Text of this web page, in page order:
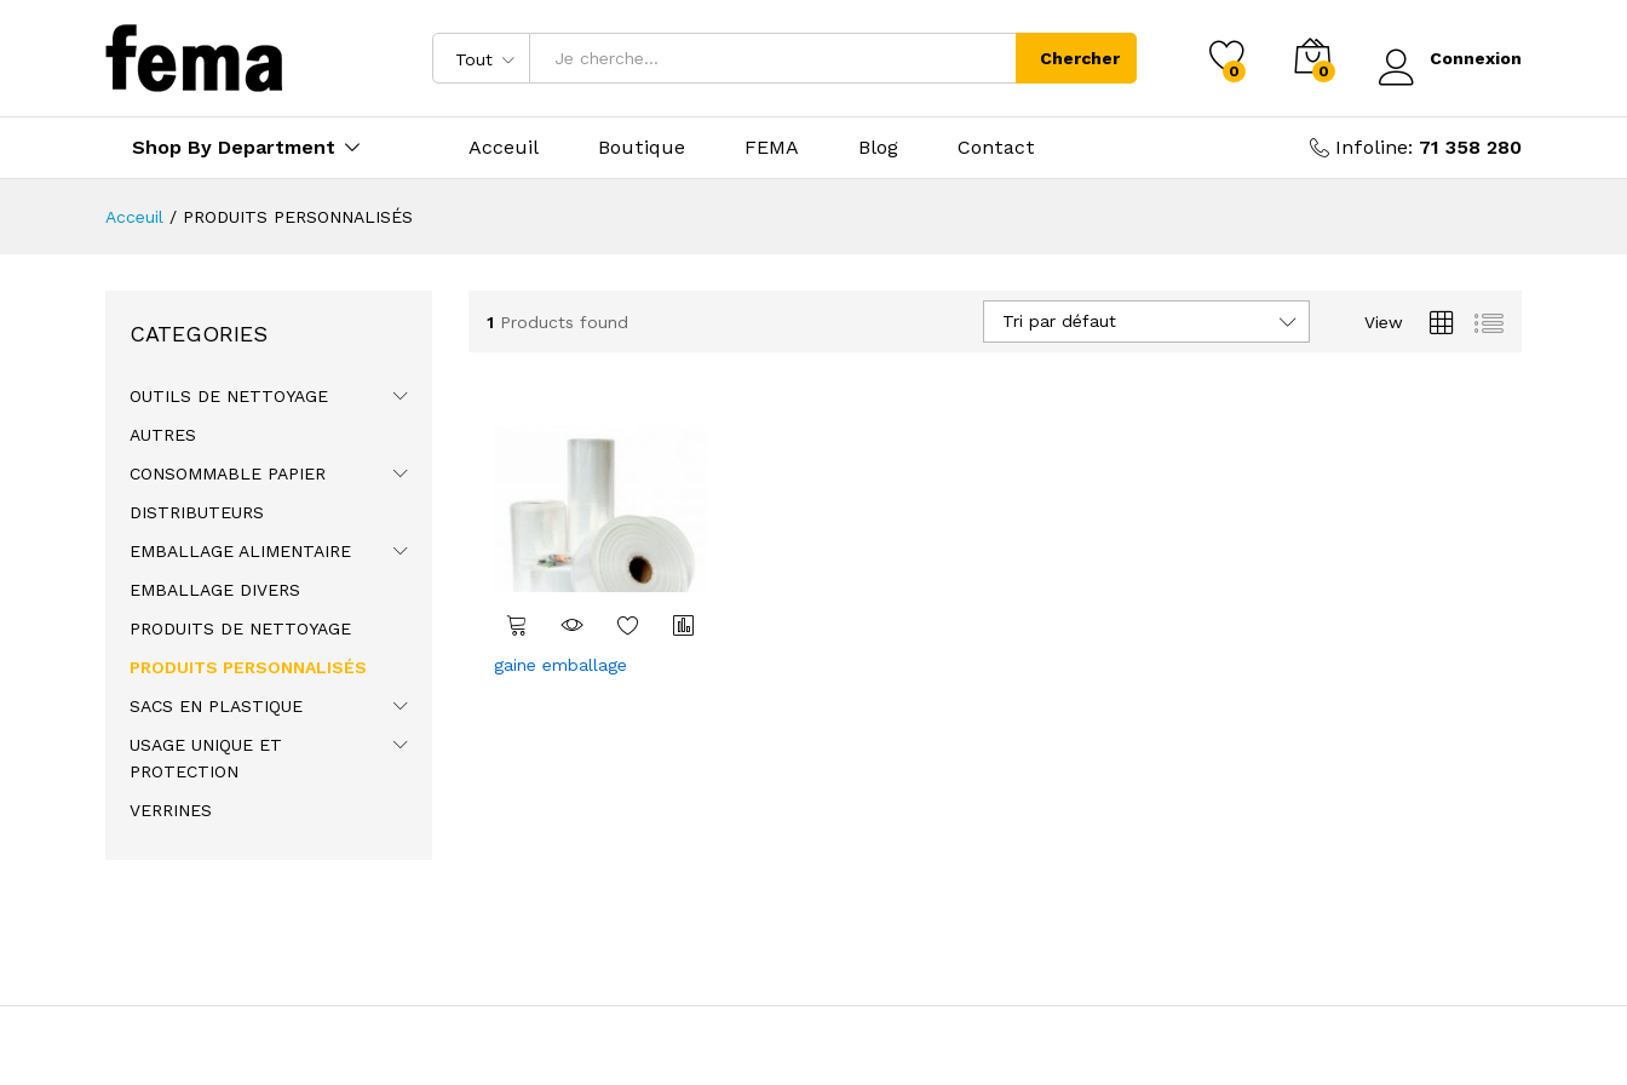
Tout Chercher
0 0
Connexion
Shop By Department Acceuil Boutique FEMA Blog Contact Infoline: 71 358 280
Acceuil / PRODUITS PERSONNALISÉS
1 Products found View
Tri par défaut
gaine emballage
CATEGORIES
OUTILS DE NETTOYAGE
AUTRES
CONSOMMABLE PAPIER
DISTRIBUTEURS
EMBALLAGE ALIMENTAIRE
EMBALLAGE DIVERS
PRODUITS DE NETTOYAGE
PRODUITS PERSONNALISÉS
SACS EN PLASTIQUE
USAGE UNIQUE ET
PROTECTION
VERRINES